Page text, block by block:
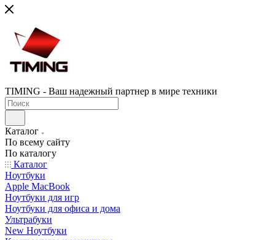
TIMING - Ваш надежный партнер в мире техники
Каталог
По всему сайту
По каталогу
Каталог
Ноутбуки
Apple MacBook
Ноутбуки для игр
Ноутбуки для офиса и дома
Ультрабуки
New Ноутбуки